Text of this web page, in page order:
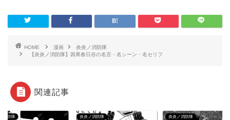
HOME 漫画
炎炎ノ消防隊
【炎炎ノ消防隊】因果春日谷の名言・名シーン・名セリフ
関連記事
消防隊 炎炎ノ消防隊 炎炎ノ消防隊